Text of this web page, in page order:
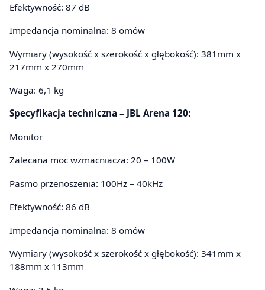
Efektywność: 87 dB
Impedancja nominalna: 8 omów
Wymiary (wysokość x szerokość x głębokość): 381mm x
217mm x 270mm
Waga: 6,1 kg
Specyfikacja techniczna – JBL Arena 120:
Monitor
Zalecana moc wzmacniacza: 20 – 100W
Pasmo przenoszenia: 100Hz – 40kHz
Efektywność: 86 dB
Impedancja nominalna: 8 omów
Wymiary (wysokość x szerokość x głębokość): 341mm x
188mm x 113mm